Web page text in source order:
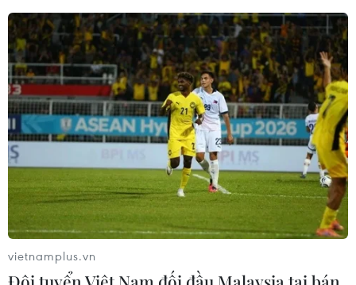
Cận cảnh Minh Vương lập siêu
phẩm tung lưới Olympic Hàn Quốc
Minh Vương đã lập được siêu phẩm đá phạt tuyệt đẹp
vietnamplus.vn